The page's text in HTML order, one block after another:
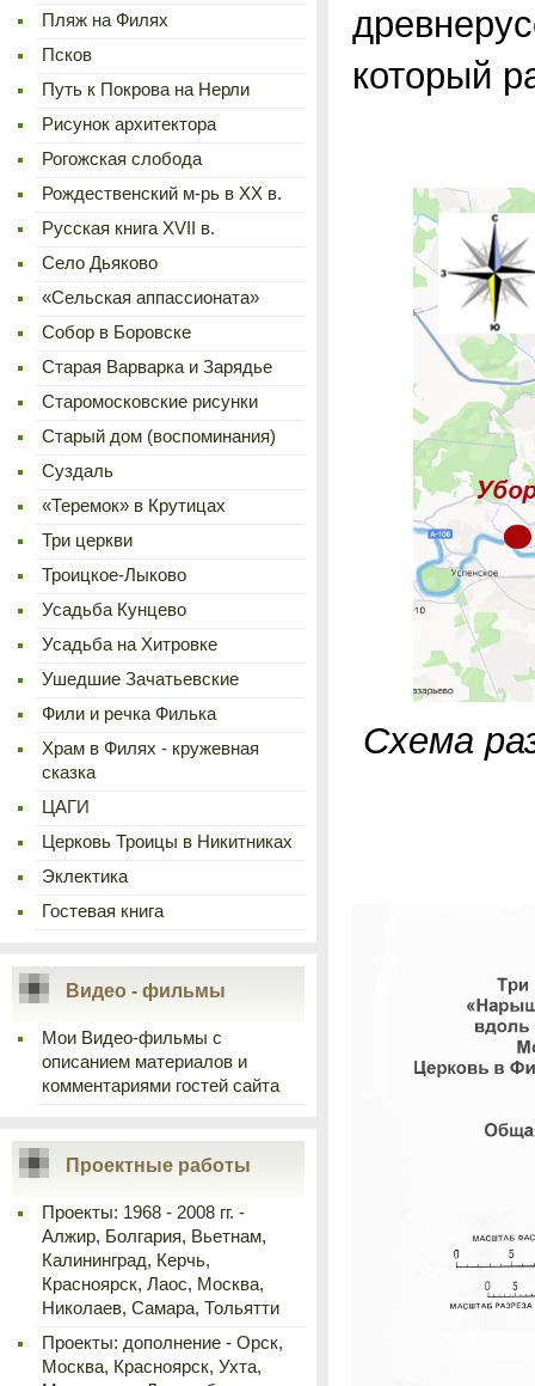
Пляж на Филях
Псков
Путь к Покрова на Нерли
Рисунок архитектора
Рогожская слобода
Рождественский м-рь в ХХ в.
Русская книга XVII в.
Село Дьяково
«Сельская аппассионата»
Cобор в Боровске
Старая Варварка и Зарядье
Старомосковские рисунки
Старый дом (воспоминания)
Суздаль
«Теремок» в Крутицах
Три церкви
Троицкое-Лыково
Усадьба Кунцево
Усадьба на Хитровке
Ушедшие Зачатьевские
Фили и речка Филька
Храм в Филях - кружевная
сказка
ЦАГИ
Церковь Троицы в Никитниках
Эклектика
Гостевая книга
Видео - фильмы
Мои Видео-фильмы с
описанием материалов и
комментариями гостей сайта
Проектные работы
Проекты: 1968 - 2008 гг. -
Алжир, Болгария, Вьетнам,
Калининград, Керчь,
Красноярск, Лаос, Москва,
Николаев, Самара, Тольятти
Проекты: дополнение - Орск,
Москва, Красноярск, Ухта,
который
Схема